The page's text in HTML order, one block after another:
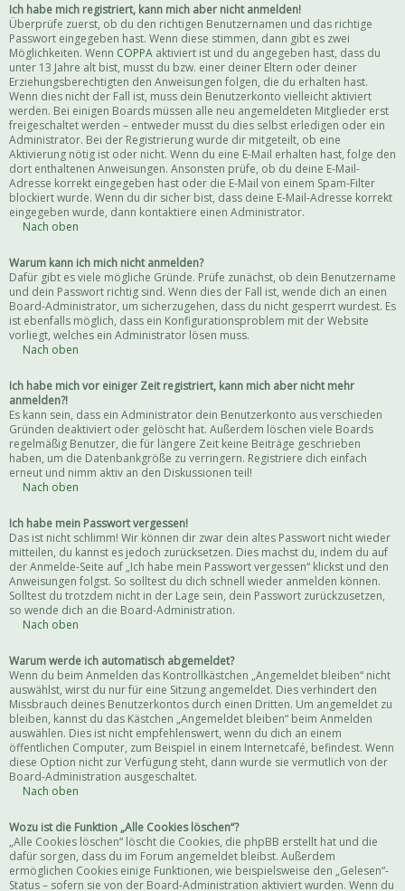
Ich habe mich registriert, kann mich aber nicht anmelden!
Überprüfe zuerst, ob du den richtigen Benutzernamen und das richtige
Passwort eingegeben hast. Wenn diese stimmen, dann gibt es zwei
Möglichkeiten. Wenn COPPA aktiviert ist und du angegeben hast, dass du
unter 13 Jahre alt bist, musst du bzw. einer deiner Eltern oder deiner
Erziehungsberechtigten den Anweisungen folgen, die du erhalten hast.
Wenn dies nicht der Fall ist, muss dein Benutzerkonto vielleicht aktiviert
werden. Bei einigen Boards müssen alle neu angemeldeten Mitglieder erst
freigeschaltet werden – entweder musst du dies selbst erledigen oder ein
Administrator. Bei der Registrierung wurde dir mitgeteilt, ob eine
Aktivierung nötig ist oder nicht. Wenn du eine E-Mail erhalten hast, folge den
dort enthaltenen Anweisungen. Ansonsten prüfe, ob du deine E-Mail-
Adresse korrekt eingegeben hast oder die E-Mail von einem Spam-Filter
blockiert wurde. Wenn du dir sicher bist, dass deine E-Mail-Adresse korrekt
eingegeben wurde, dann kontaktiere einen Administrator.
Nach oben
Warum kann ich mich nicht anmelden?
Dafür gibt es viele mögliche Gründe. Prüfe zunächst, ob dein Benutzername
und dein Passwort richtig sind. Wenn dies der Fall ist, wende dich an einen
Board-Administrator, um sicherzugehen, dass du nicht gesperrt wurdest. Es
ist ebenfalls möglich, dass ein Konfigurationsproblem mit der Website
vorliegt, welches ein Administrator lösen muss.
Nach oben
Ich habe mich vor einiger Zeit registriert, kann mich aber nicht mehr
anmelden?!
Es kann sein, dass ein Administrator dein Benutzerkonto aus verschieden
Gründen deaktiviert oder gelöscht hat. Außerdem löschen viele Boards
regelmäßig Benutzer, die für längere Zeit keine Beiträge geschrieben
haben, um die Datenbankgröße zu verringern. Registriere dich einfach
erneut und nimm aktiv an den Diskussionen teil!
Nach oben
Ich habe mein Passwort vergessen!
Das ist nicht schlimm! Wir können dir zwar dein altes Passwort nicht wieder
mitteilen, du kannst es jedoch zurücksetzen. Dies machst du, indem du auf
der Anmelde-Seite auf „Ich habe mein Passwort vergessen“ klickst und den
Anweisungen folgst. So solltest du dich schnell wieder anmelden können.
Solltest du trotzdem nicht in der Lage sein, dein Passwort zurückzusetzen,
so wende dich an die Board-Administration.
Nach oben
Warum werde ich automatisch abgemeldet?
Wenn du beim Anmelden das Kontrollkästchen „Angemeldet bleiben“ nicht
auswählst, wirst du nur für eine Sitzung angemeldet. Dies verhindert den
Missbrauch deines Benutzerkontos durch einen Dritten. Um angemeldet zu
bleiben, kannst du das Kästchen „Angemeldet bleiben“ beim Anmelden
auswählen. Dies ist nicht empfehlenswert, wenn du dich an einem
öffentlichen Computer, zum Beispiel in einem Internetcafé, befindest. Wenn
diese Option nicht zur Verfügung steht, dann wurde sie vermutlich von der
Board-Administration ausgeschaltet.
Nach oben
Wozu ist die Funktion „Alle Cookies löschen“?
„Alle Cookies löschen“ löscht die Cookies, die phpBB erstellt hat und die
dafür sorgen, dass du im Forum angemeldet bleibst. Außerdem
ermöglichen Cookies einige Funktionen, wie beispielsweise den „Gelesen“-
Status – sofern sie von der Board-Administration aktiviert wurden. Wenn du